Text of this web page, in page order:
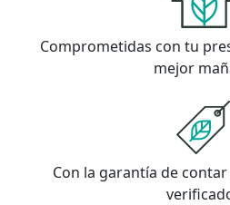
Comprometidas con tu
mejor
Con la garantía de